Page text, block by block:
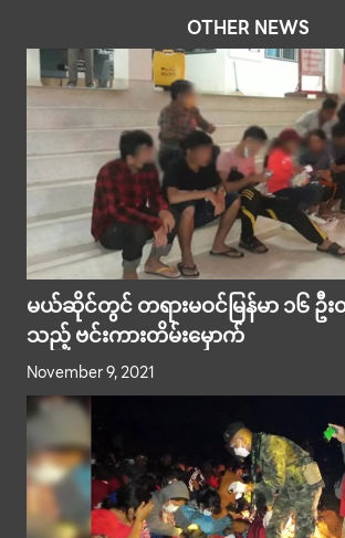
OTHER NEWS
မယ်ဆိုင်တွင် တရားမဝင်မြန်မာ ၁၆ ဦ
သည့် ဗင်းကားတိမ်းမှောက်
November 9, 2021